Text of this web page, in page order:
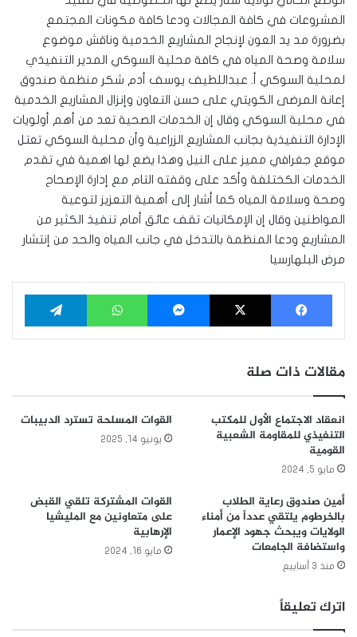
المشروعات في كافة المجالات ودعا كافة مكونات المجتمع
بضرورة مد يد العون لإنجاح المشاريع الخدمية وناقش موضوع
سلامة وصحة المياه في كافة محلية السوكي المدير التنفيذي
لمحلية السوكي أ. عبداللطيف يوسف أدم شكر منظمة صندوق
إعانة المرضى الكويتي على حسن التعاون وإنزال المشاريع الخدمية
في محلية السوكي وقال إن الخدمات الصحية تعد من أهم أولويات
الإدارة التنفيذية بجانب المشاريع الزراعية وأن محلية السوكي تعتل
موقع جغرافي مميز على النيل وهذا يضع لها اهمية في تقدم
الخدمات الكختلفة وأكد على وقفته التام مع إدارة الإصحاح
وصحة وسلامة المياه كما أشار إلى أهمية التعزيز لتوعية
المواطنين وقال إن الإمكانيات تقف عائق أمام تنفيذ الكثير من
المشاريع ودعا المنظمة بالتدخل في جانب المياه والحد من إنتشار
مرض البلهارسيا
فيسبوك ‫X ماسنجر واتساب
مقالات ذات صلة
انعقاد الاجتماع الأول للمكتب
التنفيذي للمقاومة الشعبية
القومية
مايو 5, 2024
القوات المسلحة تسترد الدبيبات
يونيو 14, 2025
أمين صندوق رعاية الطلاب
بالخرطوم يلتقي عدداً من أمناء
الولايات ويبحث جهود الإعمار
واستضافة الجامعات
منذ 3 أسابيع
القوات المشتركة تلقي القبض
على متعاونين مع المليشيا
الإرهابية
مايو 16, 2024
اترك تعليقاً